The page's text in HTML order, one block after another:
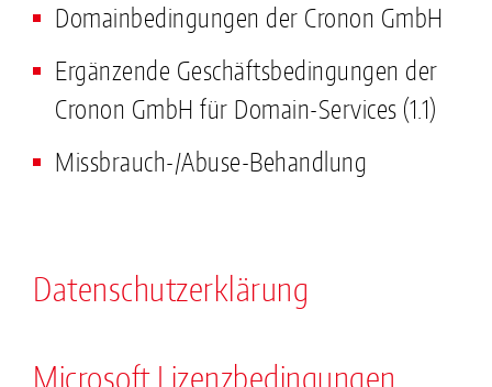
Domainbedingungen der Cronon GmbH
Ergänzende Geschäftsbedingungen der
Cronon GmbH für Domain-Services (1.1)
Missbrauch-/Abuse-Behandlung
Datenschutzerklärung
Microsoft Lizenzbedingungen